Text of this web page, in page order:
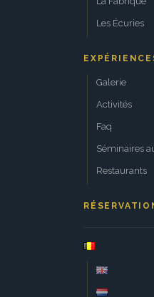
Les Écuries
Galerie
Activités
Faq
Séminaires
Restaurants